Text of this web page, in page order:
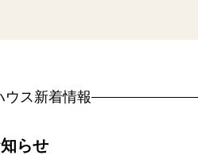
ウス新着情報
らせ